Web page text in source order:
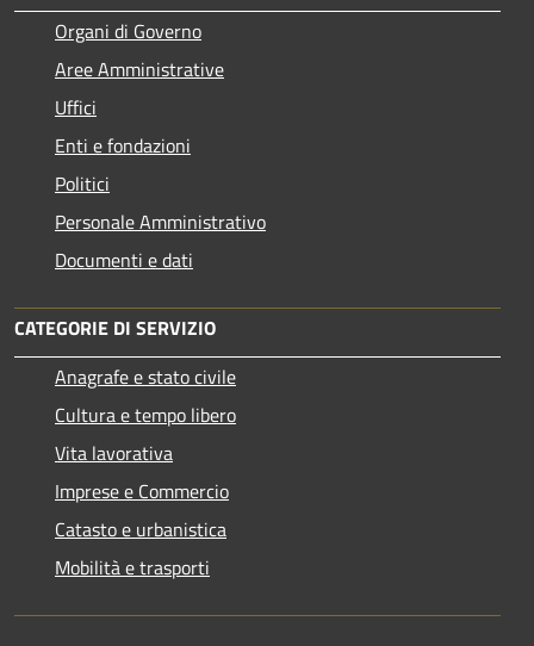
Organi di Governo
Aree Amministrative
Uffici
Enti e fondazioni
Politici
Personale Amministrativo
Documenti e dati
CATEGORIE DI SERVIZIO
Anagrafe e stato civile
Cultura e tempo libero
Vita lavorativa
Imprese e Commercio
Catasto e urbanistica
Mobilità e trasporti